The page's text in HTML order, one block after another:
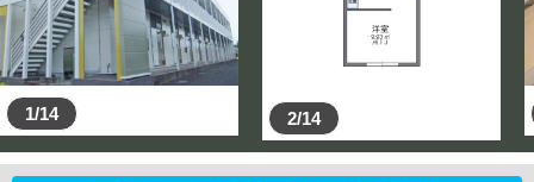
1/14 2/14